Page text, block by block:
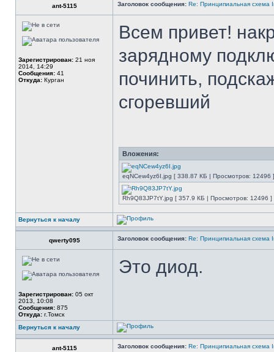
ant-5115 Заголовок сообщения: Re: Принципиальная схема
Зарегистрирован: 21 ноя
2014, 14:29
Сообщения: 41
Откуда: Курган
Всем привет!
зарядному
починить,
сгоревший
Вложения:
eqNCew4yz6I.jpg [ 338.87 КБ | Просмотров: 12496 ]
Rh9Q83JP7tY.jpg [ 357.9 КБ | Просмотров: 12496 ]
Вернуться к началу
qwerty095 Заголовок сообщения: Re: Принципиальная схема
Зарегистрирован: 05 окт
2013, 10:08
Сообщения: 875
Откуда: г.Томск
Это диод.
Вернуться к началу
ant-5115 Заголовок сообщения: Re: Принципиальная схема